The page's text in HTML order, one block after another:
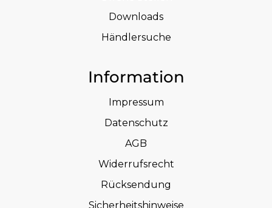
Downloads
Händlersuche
Information
Impressum
Datenschutz
AGB
Widerrufsrecht
Rücksendung
Sicherheitshinweise